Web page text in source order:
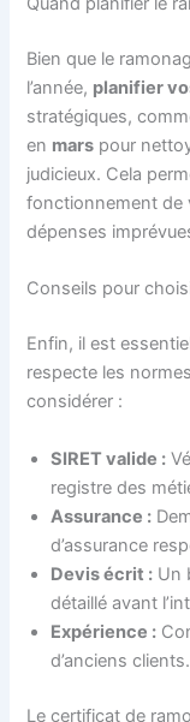
Bien que le
l’année, planifier
stratégiques,
en mars pour
judicieux. Cela
fonctionnement de
dépenses
Conseils pour
Enfin, il est
respecte les
considérer :
SIRET valide :
registre des
Assurance :
d’assurance
Devis écrit : Un
détaillé avant
Expérience :
d’anciens clients.
Le certificat de